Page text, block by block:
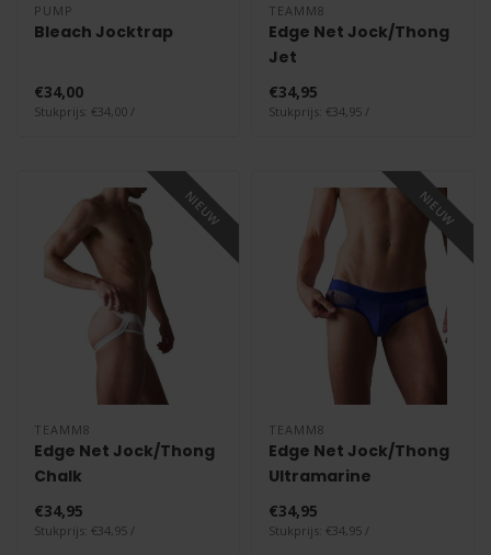
PUMP
Bleach Jocktrap
€34,00
Stukprijs: €34,00 /
TEAMM8
Edge Net Jock/Thong
Jet
€34,95
Stukprijs: €34,95 /
NIEUW
TEAMM8
Edge Net Jock/Thong
Chalk
€34,95
Stukprijs: €34,95 /
NIEUW
TEAMM8
Edge Net Jock/Thong
Ultramarine
€34,95
Stukprijs: €34,95 /